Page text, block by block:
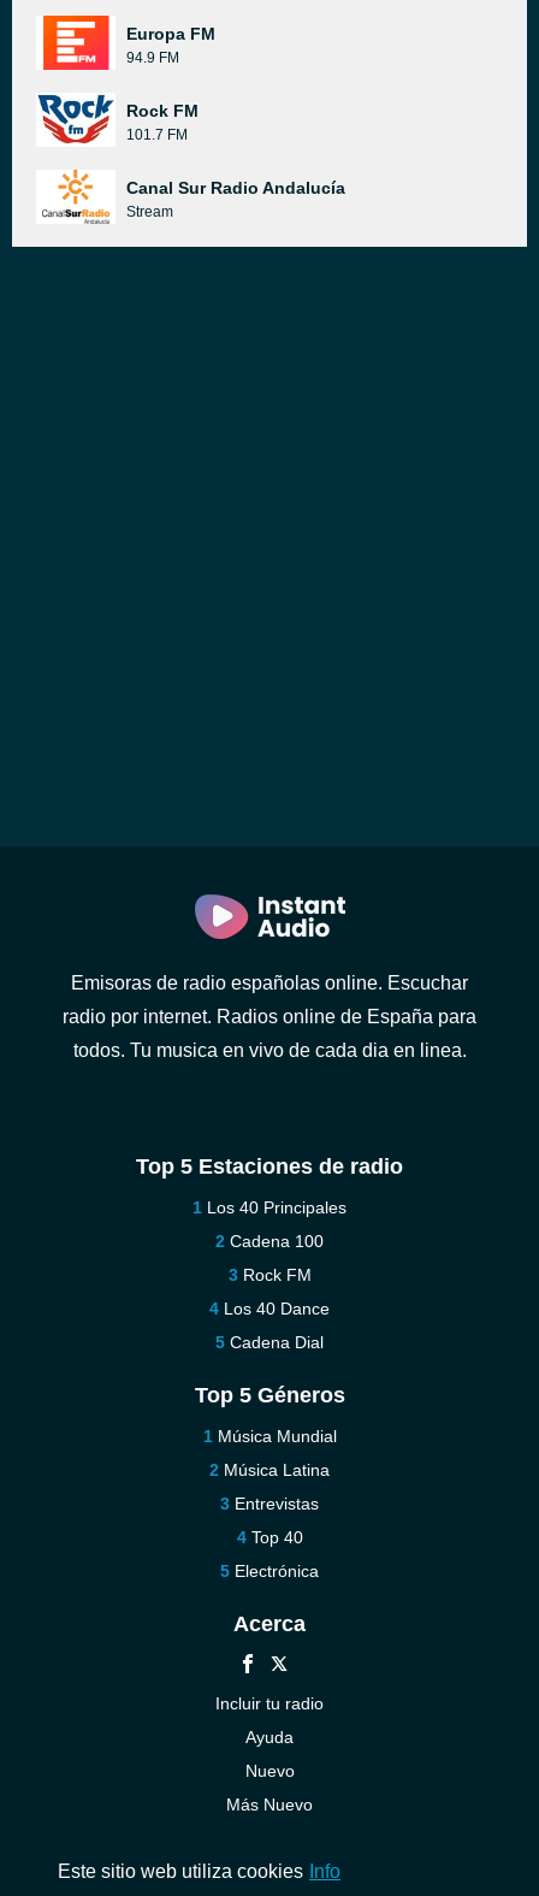
Europa FM
94.9 FM
Rock FM
101.7 FM
Canal Sur Radio Andalucía
Stream
Emisoras de radio españolas online. Escuchar
radio por internet. Radios online de España para
todos. Tu musica en vivo de cada dia en linea.
Top 5 Estaciones de radio
Los 40 Principales
Cadena 100
Rock FM
Los 40 Dance
Cadena Dial
Top 5 Géneros
Música Mundial
Música Latina
Entrevistas
Top 40
Electrónica
Acerca
Incluir tu radio
Ayuda
Nuevo
Más Nuevo
Este sitio web utiliza cookies Info